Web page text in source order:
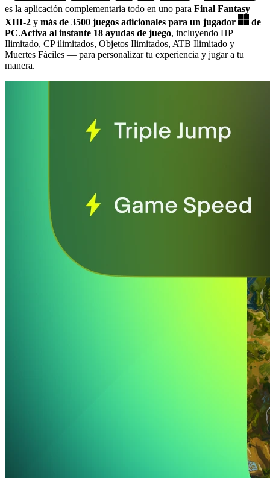
es la aplicación complementaria todo en uno para Final Fantasy
XIII-2 y más de 3500 juegos adicionales para un jugador
de
PC.Activa al instante 18 ayudas de juego, incluyendo HP
Ilimitado, CP ilimitados, Objetos Ilimitados, ATB Ilimitado y
Muertes Fáciles — para personalizar tu experiencia y jugar a tu
manera.